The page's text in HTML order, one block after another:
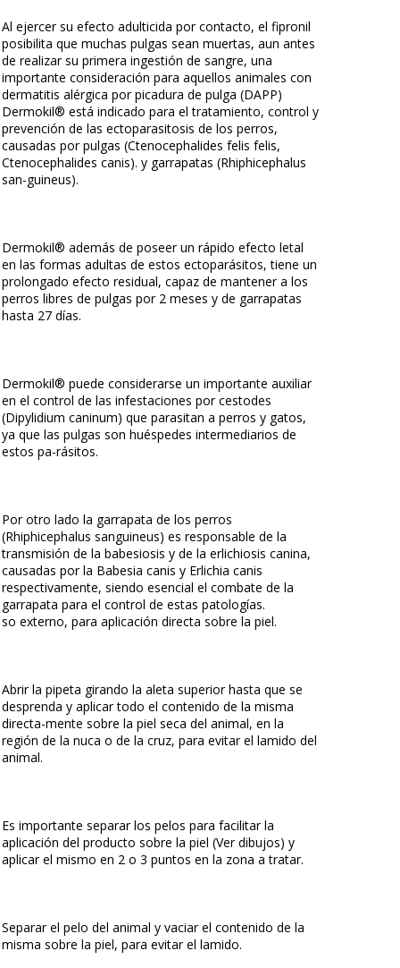
Al ejercer su efecto adulticida por contacto, el fipronil
posibilita que muchas pulgas sean muertas, aun antes
de realizar su primera ingestión de sangre, una
importante consideración para aquellos animales con
dermatitis alérgica por picadura de pulga (DAPP)
Dermokil® está indicado para el tratamiento, control y
prevención de las ectoparasitosis de los perros,
causadas por pulgas (Ctenocephalides felis felis,
Ctenocephalides canis). y garrapatas (Rhiphicephalus
san-guineus).
Dermokil® además de poseer un rápido efecto letal
en las formas adultas de estos ectoparásitos, tiene un
prolongado efecto residual, capaz de mantener a los
perros libres de pulgas por 2 meses y de garrapatas
hasta 27 días.
Dermokil® puede considerarse un importante auxiliar
en el control de las infestaciones por cestodes
(Dipylidium caninum) que parasitan a perros y gatos,
ya que las pulgas son huéspedes intermediarios de
estos pa-rásitos.
Por otro lado la garrapata de los perros
(Rhiphicephalus sanguineus) es responsable de la
transmisión de la babesiosis y de la erlichiosis canina,
causadas por la Babesia canis y Erlichia canis
respectivamente, siendo esencial el combate de la
garrapata para el control de estas patologías.
so externo, para aplicación directa sobre la piel.
Abrir la pipeta girando la aleta superior hasta que se
desprenda y aplicar todo el contenido de la misma
directa-mente sobre la piel seca del animal, en la
región de la nuca o de la cruz, para evitar el lamido del
animal.
Es importante separar los pelos para facilitar la
aplicación del producto sobre la piel (Ver dibujos) y
aplicar el mismo en 2 o 3 puntos en la zona a tratar.
Separar el pelo del animal y vaciar el contenido de la
misma sobre la piel, para evitar el lamido.